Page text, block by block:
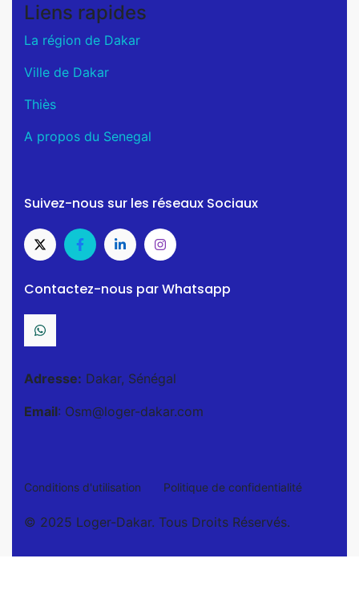
Liens rapides
La région de Dakar
Ville de Dakar
Thiès
A propos du Senegal
Suivez-nous sur les réseaux Sociaux
Contactez-nous par Whatsapp
Adresse: Dakar, Sénégal
Email: Osm@loger-dakar.com
Conditions d'utilisation Politique de confidentialité
© 2025 Loger-Dakar. Tous Droits Réservés.